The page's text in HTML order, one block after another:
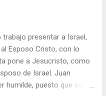
Teresa de Jesús
como los teólogos y
ocupadas en oración
de la Iglesia y
que la defienden,
que pudiésemos a este
presentar a Israel,
Esposo Cristo, con lo
pone a Jesucristo, como
de Israel. Juan
humilde, puesto que su